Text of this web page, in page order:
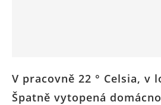
V pracovně 22 ° Celsia, v
Špatně vytopená